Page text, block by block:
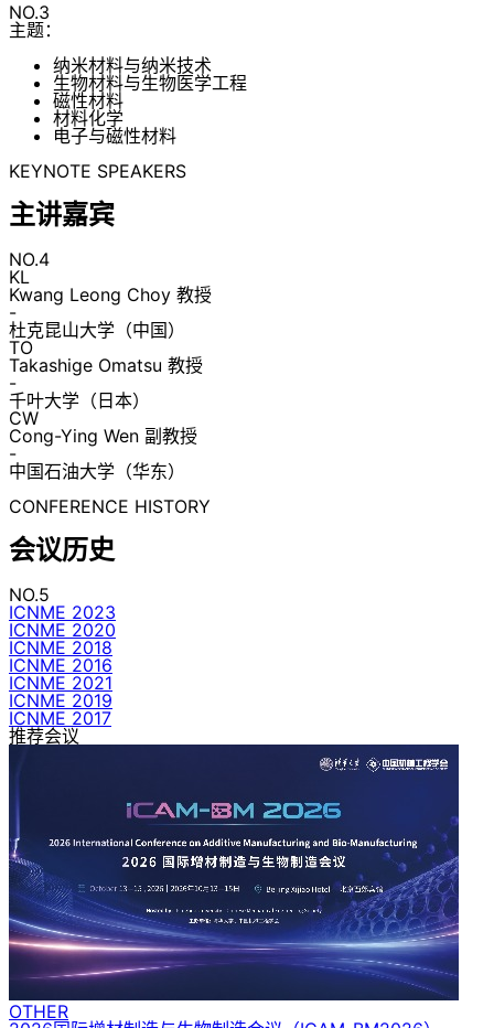
NO.3
主题：
纳米材料与纳米技术
生物材料与生物医学工程
磁性材料
材料化学
电子与磁性材料
KEYNOTE SPEAKERS
主讲嘉宾
NO.4
KL
Kwang Leong Choy 教授
-
杜克昆山大学（中国）
TO
Takashige Omatsu 教授
-
千叶大学（日本）
CW
Cong-Ying Wen 副教授
-
中国石油大学（华东）
CONFERENCE HISTORY
会议历史
NO.5
ICNME 2023
ICNME 2020
ICNME 2018
ICNME 2016
ICNME 2021
ICNME 2019
ICNME 2017
推荐会议
OTHER